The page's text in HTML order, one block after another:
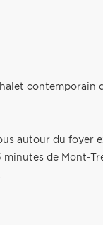
contemporain
autour du foyer
minutes de Mont-